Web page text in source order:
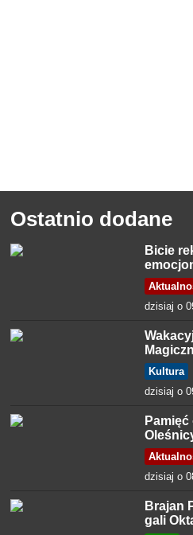
Ostatnio dodane
Bicie
dzisiaj o
Kultura
dzisiaj o
dzisiaj o
Brajan
gali